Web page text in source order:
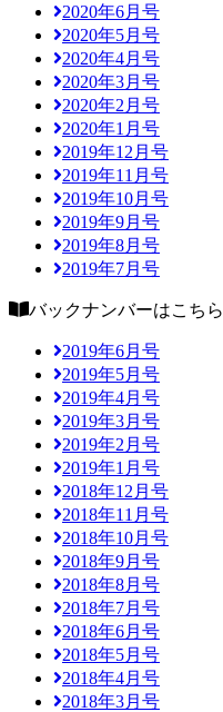
2020年6月号
2020年5月号
2020年4月号
2020年3月号
2020年2月号
2020年1月号
2019年12月号
2019年11月号
2019年10月号
2019年9月号
2019年8月号
2019年7月号
バックナンバーはこちら
2019年6月号
2019年5月号
2019年4月号
2019年3月号
2019年2月号
2019年1月号
2018年12月号
2018年11月号
2018年10月号
2018年9月号
2018年8月号
2018年7月号
2018年6月号
2018年5月号
2018年4月号
2018年3月号